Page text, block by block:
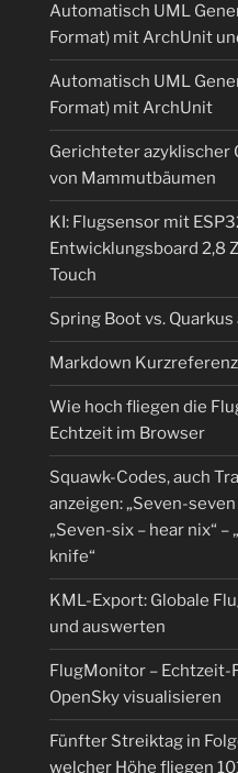
Automatisch UML
Format) mit ArchUnit
Automatisch UML
Format) mit ArchUnit
Gerichteter azyklischer
von Mammutbäumen
KI: Flugsensor mit
Entwicklungsboard 2,8
Touch
Spring Boot vs.
Markdown Kurzreferenz
Wie hoch fliegen die
Echtzeit im Browser
Squawk-Codes, auch
anzeigen: „Seven-
„Seven-six – hear nix“
knife“
KML-Export: Globale
und auswerten
FlugMonitor – Echtzeit-
OpenSky visualisieren
Fünfter Streiktag in
welcher Höhe fliegen